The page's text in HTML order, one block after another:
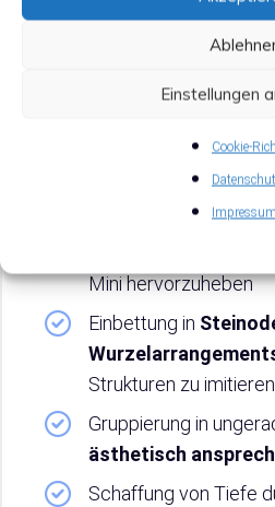
Einstellungen
Cookie-
Impressum
darüber, wie du sie mit
3.1 Farbkontraste
Lebendige
Kombination mit
Verwendung von
Mini hervorzuheben
Einbettung in
Strukturen zu imitieren
Gruppierung in
ästhetisch
Schaffung von Tiefe